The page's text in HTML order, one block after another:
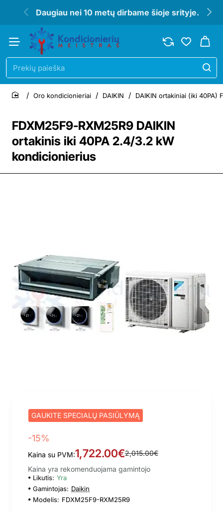
Daugiau nei 10 metų dirbame šioje srityje.
Prekių
paieška
FDXM25F9-RXM25R9 DAIKIN
ortakinis iki 40PA 2.4/3.2 kW
kondicionierius
home
Oro kondicionieriai DAIKIN DAIKIN ortakiniai (iki 40PA)
GAUKITE SPECIALŲ PASIŪLYMĄ
-15%
Kaina su PVM:1,722.00€2,015.00€
Kaina yra rekomenduojama gamintojo
Likutis: Yra
Gamintojas: Daikin
Modelis: FDXM25F9-RXM25R9